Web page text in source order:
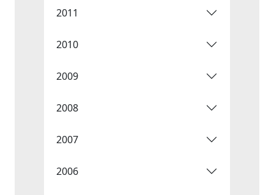
2011
2010
2009
2008
2007
2006